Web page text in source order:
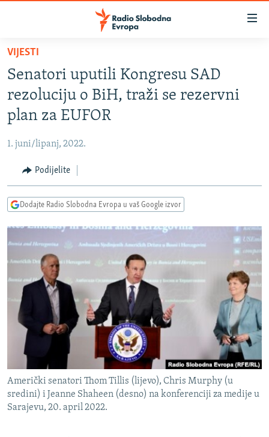
Pređite
glavni
sadržaj
Pređite
na
glavnu
navigaciju
Pređite
na
pretragu
BOSNA I HERCEGOVINA
SRBIJA
CRNA GORA
VIZUELNO
RAT U UKRAJINI
RSE PRIČE IZ SVIJETA
ISPRIČAJ MI
DNEVNO@RSE
SPECIJALI RSE
VIŠE OD NASLOVA
GENOCID U SREBRENICI
POPLAVE I KLIZIŠTA U BIH 2024.
TV LIBERTY
PRATITE NAS
Sve RFE/RL stranice
VIJESTI
Senatori uputili Kongresu SAD
rezoluciju o BiH, traži se rezervni
plan za EUFOR
1. juni/lipanj, 2022.
Podijelite
Dodajte Radio Slobodna Evropa u vaš Google izvor
Američki senatori Thom Tillis (lijevo), Chris Murphy (u
sredini) i Jeanne Shaheen (desno) na konferenciji za medije u
Sarajevu, 20. april 2022.